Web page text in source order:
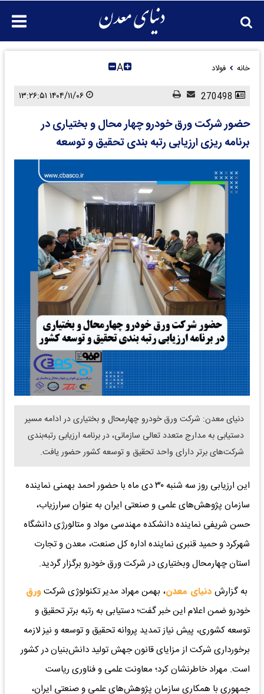
خانه فولاد A
حضور شرکت ورق خودرو چهار محال و بختیاری در
برنامه ریزی ارزیابی رتبه بندی تحقیق و توسعه
دنیای معدن: شرکت ورق خودرو چهارمحال و بختیاری در ادامه مسیر
دستیابی به مدارج متعدد تعالی سازمانی، در برنامه ارزیابی رتبه‌بندی
شرکت‌های برتر دارای واحد تحقیق و توسعه کشور حضور یافت.
این ارزیابی روز سه شنبه ۳۰ دی ماه با حضور احمد بهمنی نماینده
سازمان پژوهش‌های علمی و صنعتی ایران به عنوان سرارزیاب،
حسن شریفی نماینده دانشکده مهندسی مواد و متالورژی دانشگاه
شهرکرد و حمید قنبری نماینده اداره کل صنعت، معدن و تجارت
استان چهارمحال وبختیاری در شرکت ورق خودرو برگزار گردید.
به گزارش دنیای معدن، بهمن مهراد مدیر تکنولوژی شرکتورق
خودرو ضمن اعلام این خبر گفت؛ دستیابی به رتبه برتر تحقیق و
توسعه کشوری، پیش نیاز تمدید پروانه تحقیق و توسعه و نیز لازمه
برخورداری شرکت از مزایای قانون جهش تولید دانش‌بنیان در کشور
است. مهراد خاطرنشان کرد؛ معاونت علمی و فناوری ریاست
جمهوری با همکاری سازمان پژوهش‌های علمی و صنعتی ایران،